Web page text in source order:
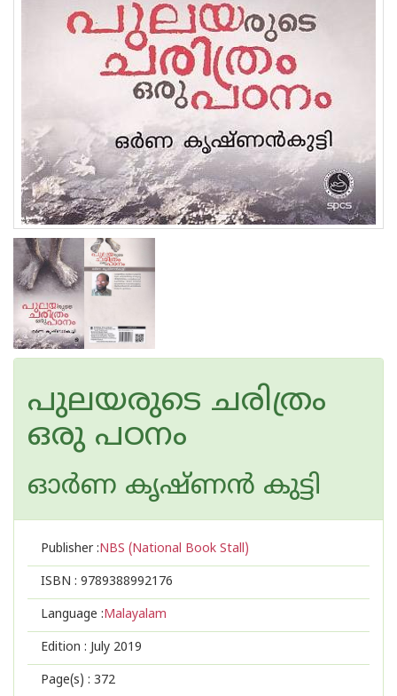
പുലയരുടെ ചരിത്രം
ഒരു പഠനം
ഓര്‍ണ കൃഷ്ണന്‍ കുട്ടി
Publisher :NBS (National Book Stall)
ISBN : 9789388992176
Language :Malayalam
Edition : July 2019
Page(s) : 372